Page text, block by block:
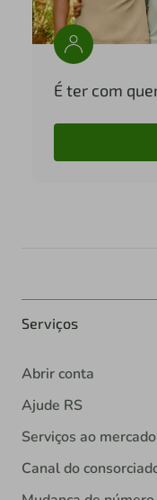
É ter com
Serviços
Abrir conta
Ajude RS
Serviços ao
Canal do